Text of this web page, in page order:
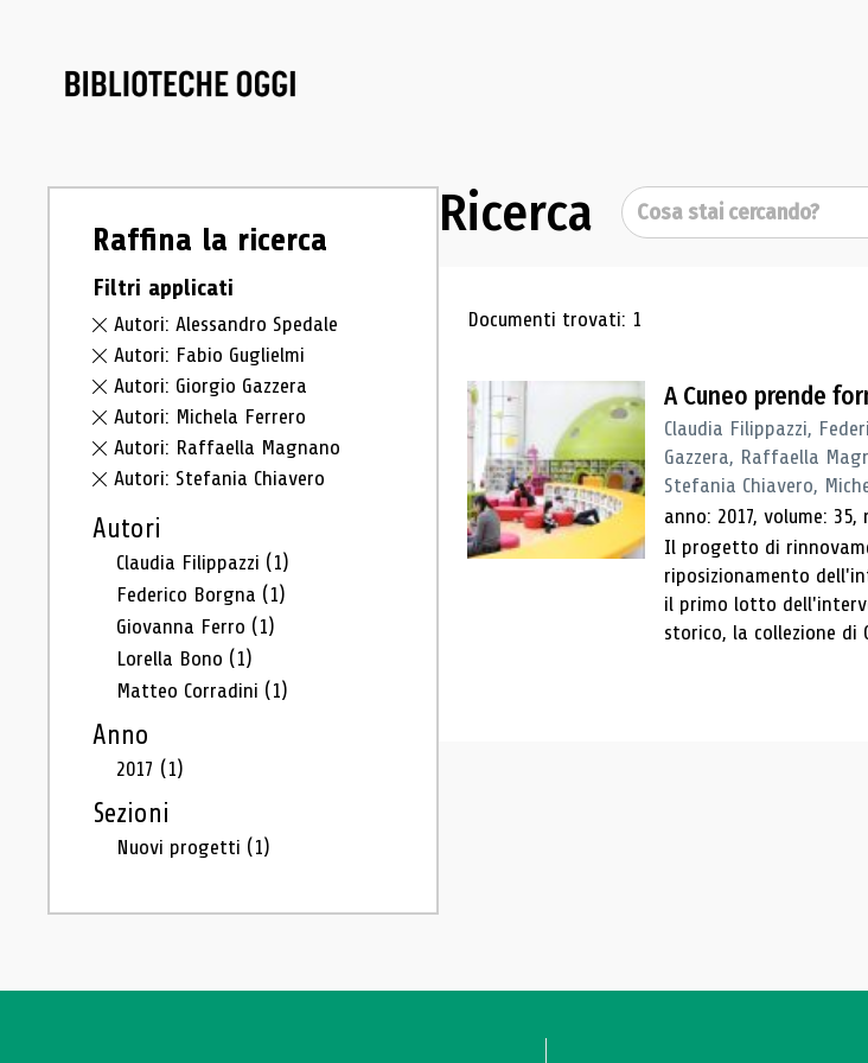
Raffina la ricerca
Filtri applicati
Autori: Alessandro Spedale
Autori: Fabio Guglielmi
Autori: Giorgio Gazzera
Autori: Michela Ferrero
Autori: Raffaella Magnano
Autori: Stefania Chiavero
Autori
Claudia Filippazzi (1)
Federico Borgna (1)
Giovanna Ferro (1)
Lorella Bono (1)
Matteo Corradini (1)
Anno
2017 (1)
Sezioni
Nuovi progetti (1)
Ricerca Cerca
Risultati di ricerca
Documenti trovati: 1
A Cuneo prende
Claudia Filippazzi,
Gazzera, Raffaella
Stefania Chiavero,
anno: 2017, volume: 35,
Il progetto di
riposizionamento
il primo lotto
storico, la collezione di